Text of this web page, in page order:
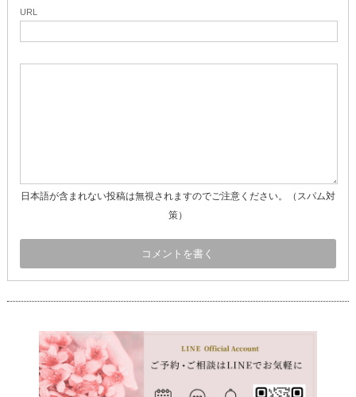
URL
日本語が含まれない投稿は無視されますのでご注意ください。（スパム対
策）